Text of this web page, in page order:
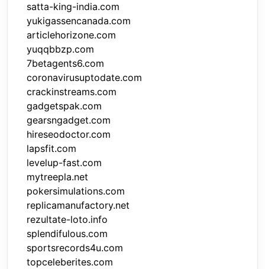
satta-king-india.com
yukigassencanada.com
articlehorizone.com
yuqqbbzp.com
7betagents6.com
coronavirusuptodate.com
crackinstreams.com
gadgetspak.com
gearsngadget.com
hireseodoctor.com
lapsfit.com
levelup-fast.com
mytreepla.net
pokersimulations.com
replicamanufactory.net
rezultate-loto.info
splendifulous.com
sportsrecords4u.com
topceleberites.com